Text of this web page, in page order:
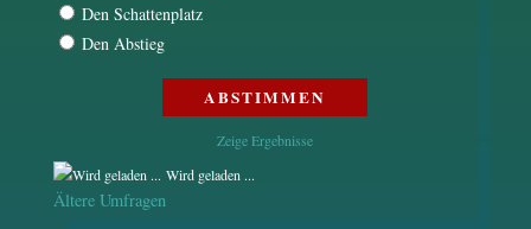
Den Schattenplatz
Den Abstieg
Zeige Ergebnisse
Wird geladen ...
Ältere Umfragen